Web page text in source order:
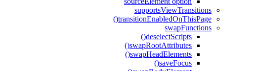
supportsViewTransitions
transitionEnabledOnThisPage()
swapFunctions
deselectScripts()
swapRootAttributes()
swapHeadElements()
saveFocus()